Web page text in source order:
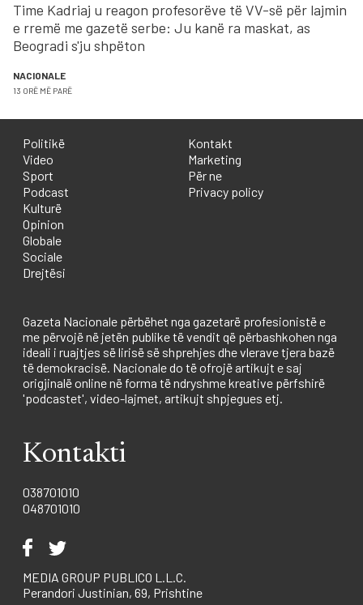
Time Kadriaj u reagon profesorëve të VV-së për lajmin
e rremë me gazetë serbe: Ju kanë ra maskat, as
Beogradi s'ju shpëton
NACIONALE
13 ORË MË PARË
Politikë
Video
Sport
Podcast
Kulturë
Opinion
Globale
Sociale
Drejtësi
Kontakt
Marketing
Për ne
Privacy policy
Gazeta Nacionale përbëhet nga gazetarë profesionistë e
me përvojë në jetën publike të vendit që përbashkohen nga
ideali i ruajtjes së lirisë së shprehjes dhe vlerave tjera bazë
të demokracisë. Nacionale do të ofrojë artikujt e saj
origjinalë online në forma të ndryshme kreative përfshirë
'podcastet', video-lajmet, artikujt shpjegues etj.
Kontakti
038701010
048701010
MEDIA GROUP PUBLICO L.L.C.
Perandori Justinian, 69, Prishtine